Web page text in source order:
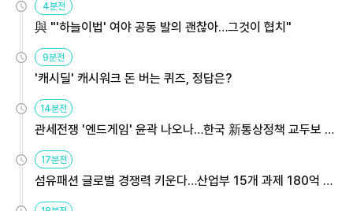
4분전
與 "'하늘이법' 여야 공동 발의 괜찮아…그것이 협치"
9분전
'캐시딜' 캐시워크 돈 버는 퀴즈, 정답은?
14분전
관세전쟁 '엔드게임' 윤곽 나오나…한국 新통상정책 교두보 활
용해야
17분전
섬유패션 글로벌 경쟁력 키운다…산업부 15개 과제 180억 지
원